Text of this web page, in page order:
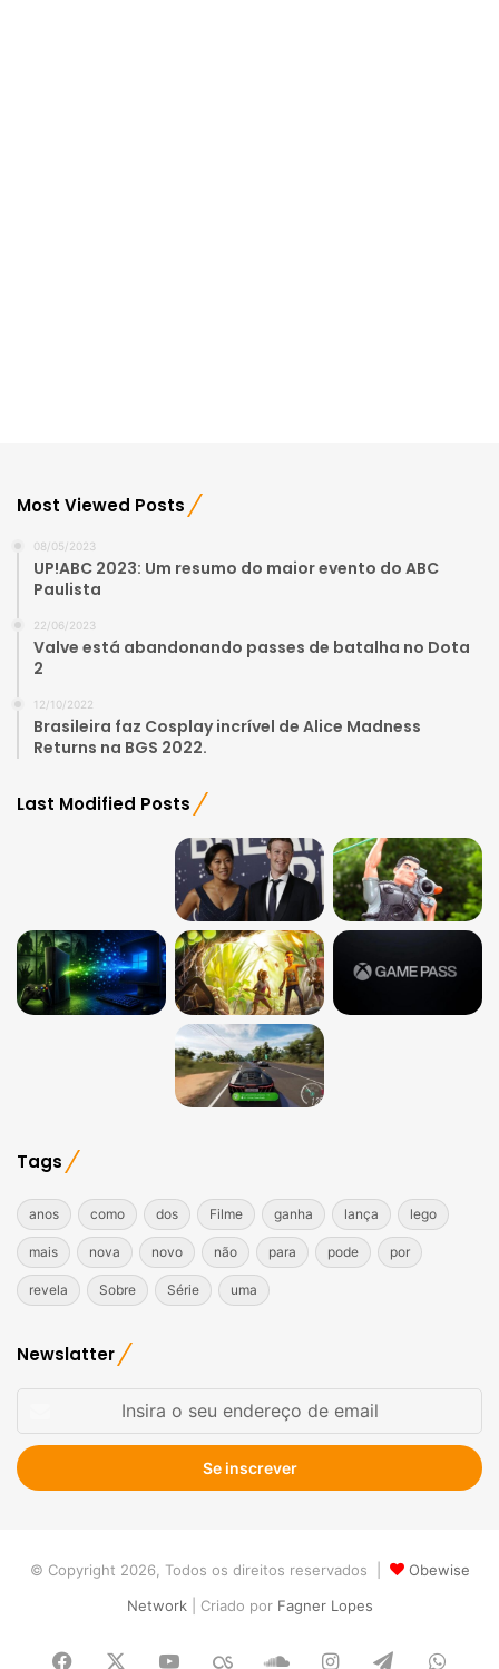
Most Viewed Posts
08/05/2023
UP!ABC 2023: Um resumo do maior evento do ABC
Paulista
22/06/2023
Valve está abandonando passes de batalha no Dota
2
12/10/2022
Brasileira faz Cosplay incrível de Alice Madness
Returns na BGS 2022.
Last Modified Posts
Tags
anos como dos Filme ganha lança lego
mais nova novo não para pode por
revela Sobre Série uma
Newslatter
seu
endereço
de
© Copyright 2026, Todos os direitos reservados |
Obewise
Network| Criado porFagner Lopes
Facebook YouTubeLast.FMSoundCloud
Instagram
Telegram